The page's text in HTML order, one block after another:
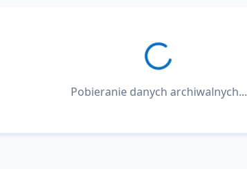
Pobieranie danych archiwalnych...